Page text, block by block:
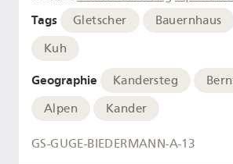
Tags Gletscher Bauernhaus
Kuh
Geographie Kandersteg
Alpen
Kander
GS-GUGE-BIEDERMANN-A-13